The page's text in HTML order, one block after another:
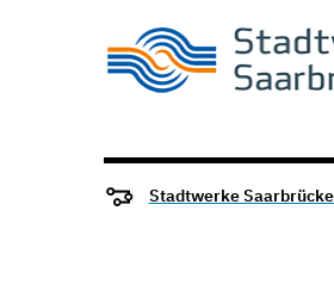
Stadtwerke